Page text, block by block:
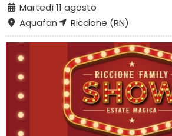
Martedì 11 agosto
Aquafan
Riccione (RN)